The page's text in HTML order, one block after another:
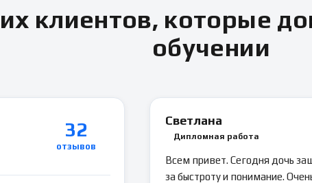
клиентов, которые
обучении
32
отзывов
Светлана
Дипломная работа
Всем привет. Сегодня дочь
за быстроту и понимание.